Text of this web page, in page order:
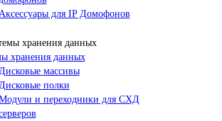
Аксессуары для IP Домофонов
хранения данных
Дисковые массивы
Дисковые полки
и переходники для СХД